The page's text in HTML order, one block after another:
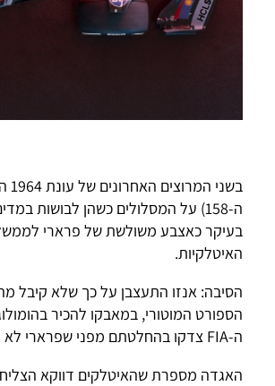
ה-158) על המסלולים כשהן לבושות
בעיקר כאצבע משולשת של פרארי
האיטלקיות.
ה-FIA צדקו בהחלטתם מפני שפרארי לא ייצרה מספיק מכוניות כאלה כדי לזכות בתקינה הזאת.